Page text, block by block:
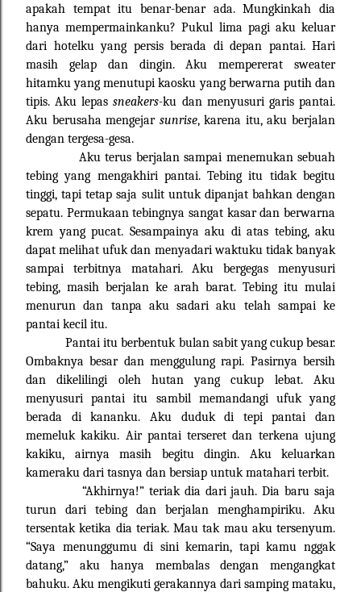
apakah tempat itu benar-benar ada. Mungkinkah dia
hanya mempermainkanku? Pukul lima pagi aku keluar
dari hotelku yang persis berada di depan pantai. Hari
masih gelap dan dingin. Aku mempererat sweater
hitamku yang menutupi kaosku yang berwarna putih dan
tipis. Aku lepassneakers-ku dan menyusuri garis pantai.
Aku berusaha mengejar sunrise, karena itu, aku berjalan
dengan tergesa-gesa.
Aku terus berjalan sampai menemukan sebuah
tebing yang mengakhiri pantai. Tebing itu tidak begitu
tinggi, tapi tetap saja sulit untuk dipanjat bahkan dengan
sepatu. Permukaan tebingnya sangat kasar dan berwarna
krem yang pucat. Sesampainya aku di atas tebing, aku
dapat melihat ufuk dan menyadari waktuku tidak banyak
sampai terbitnya matahari. Aku bergegas menyusuri
tebing, masih berjalan ke arah barat. Tebing itu mulai
menurun dan tanpa aku sadari aku telah sampai ke
pantai kecil itu.
Pantai itu berbentuk bulan sabit yang cukup besar.
Ombaknya besar dan menggulung rapi. Pasirnya bersih
dan dikelilingi oleh hutan yang cukup lebat. Aku
menyusuri pantai itu sambil memandangi ufuk yang
berada di kananku. Aku duduk di tepi pantai dan
memeluk kakiku. Air pantai terseret dan terkena ujung
kakiku, airnya masih begitu dingin. Aku keluarkan
kameraku dari tasnya dan bersiap untuk matahari terbit.
“Akhirnya!” teriak dia dari jauh. Dia baru saja
turun dari tebing dan berjalan menghampiriku. Aku
tersentak ketika dia teriak. Mau tak mau aku tersenyum.
“Saya menunggumu di sini kemarin, tapi kamu nggak
datang,” aku hanya membalas dengan mengangkat
bahuku. Aku mengikuti gerakannya dari samping mataku,